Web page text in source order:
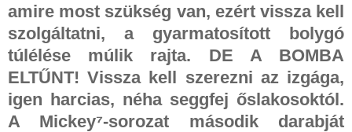
amire most szükség van, ezért vissza kell
szolgáltatni, a gyarmatosított bolygó
túlélése múlik rajta. DE A BOMBA
ELTŰNT! Vissza kell szerezni az izgága,
igen harcias, néha seggfej őslakosoktól.
A Mickey⁷-sorozat második darabját